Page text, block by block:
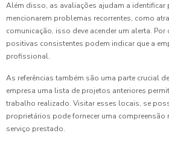
Além disso, as avaliações ajudam a identificar
mencionarem problemas recorrentes, como
comunicação, isso deve acender um alerta.
positivas consistentes podem indicar que a
profissional.
As referências também são uma parte crucial
empresa uma lista de projetos anteriores
trabalho realizado. Visitar esses locais, se
proprietários pode fornecer uma
serviço prestado.